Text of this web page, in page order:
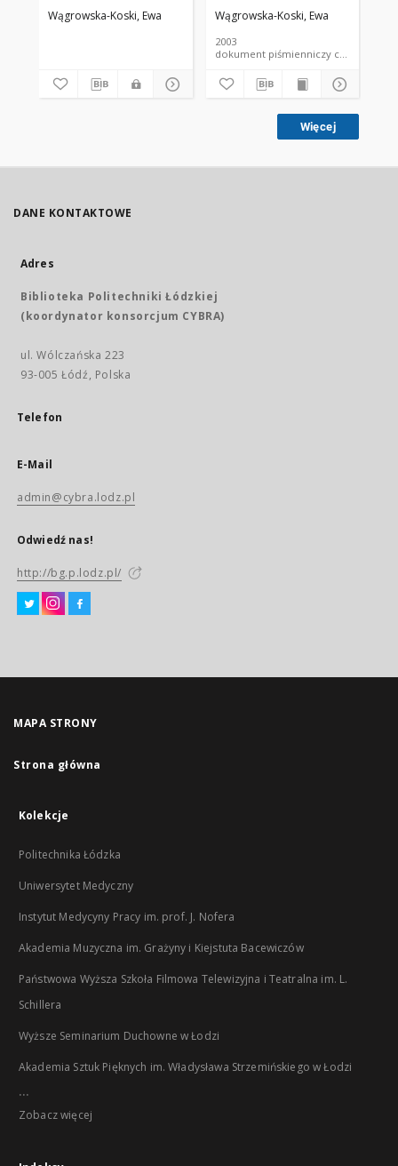
Wągrowska-Koski, Ewa
elektromagnetyczne
krajach Unii
Europejskiej
Wągrowska-Koski, Ewa
2003
dokument piśmienniczy
Więcej
DANE KONTAKTOWE
Adres
Biblioteka Politechniki Łódzkiej
(koordynator konsorcjum CYBRA)
ul. Wólczańska 223
93-005 Łódź, Polska
Telefon
E-Mail
admin@cybra.lodz.pl
Odwiedź nas!
http://bg.p.lodz.pl/
MAPA STRONY
Strona główna
Kolekcje
Politechnika Łódzka
Uniwersytet Medyczny
Instytut Medycyny Pracy im. prof. J. Nofera
Akademia Muzyczna im. Grażyny i Kiejstuta Bacewiczów
Państwowa Wyższa Szkoła Filmowa Telewizyjna i Teatralna im. L.
Schillera
Wyższe Seminarium Duchowne w Łodzi
Akademia Sztuk Pięknych im. Władysława Strzemińskiego w Łodzi
...
Zobacz więcej